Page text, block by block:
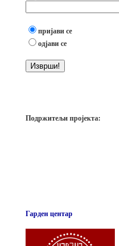
пријави се
одјави се
Подржитељи пројекта:
Гарден центар